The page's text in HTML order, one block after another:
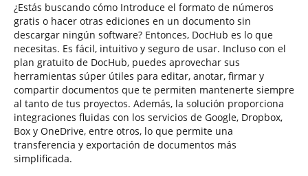
¿Estás buscando cómo Introduce el formato de números
gratis o hacer otras ediciones en un documento sin
descargar ningún software? Entonces, DocHub es lo que
necesitas. Es fácil, intuitivo y seguro de usar. Incluso con el
plan gratuito de DocHub, puedes aprovechar sus
herramientas súper útiles para editar, anotar, firmar y
compartir documentos que te permiten mantenerte siempre
al tanto de tus proyectos. Además, la solución proporciona
integraciones fluidas con los servicios de Google, Dropbox,
Box y OneDrive, entre otros, lo que permite una
transferencia y exportación de documentos más
simplificada.